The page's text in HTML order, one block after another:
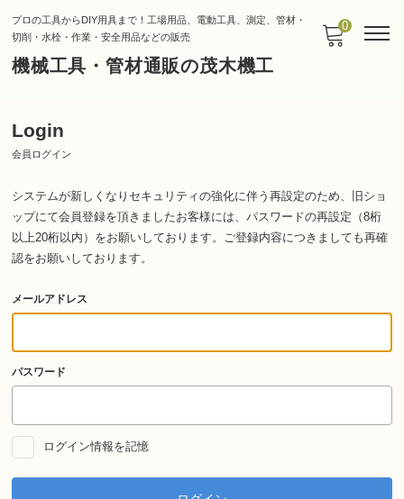
プロの工具からDIY用具まで！工場用品、電動工具、測定、管材・
切削・水栓・作業・安全用品などの販売
機械工具・管材通販の茂木機工
0
Login
会員ログイン
システムが新しくなりセキュリティの強化に伴う再設定のため、旧ショ
ップにて会員登録を頂きましたお客様には、パスワードの再設定（8桁
以上20桁以内）をお願いしております。 ご登録内容につきましても再確
認をお願いしております。
メールアドレス
パスワード
ログイン情報を記憶